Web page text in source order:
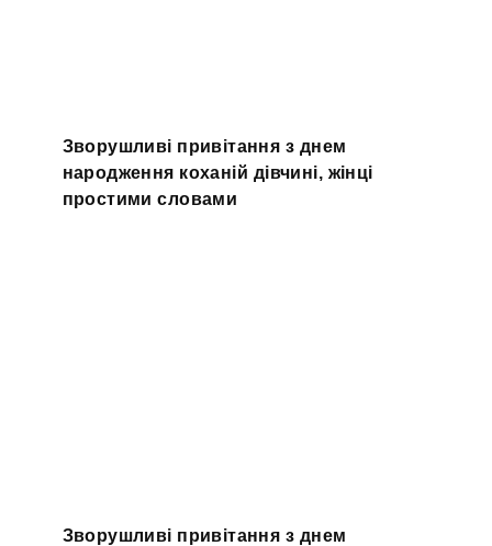
Зворушливі привітання з днем
народження коханій дівчині, жінці
простими словами
Зворушливі привітання з днем